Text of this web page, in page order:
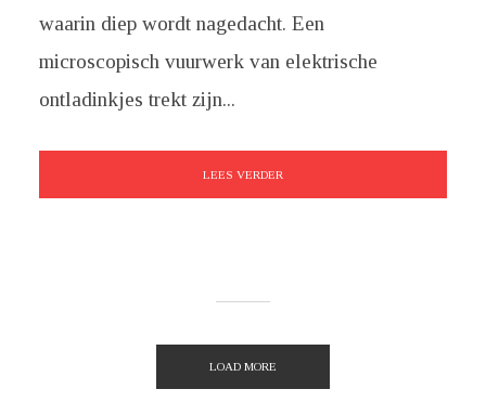
waarin diep wordt nagedacht. Een
microscopisch vuurwerk van elektrische
ontladinkjes trekt zijn...
LEES VERDER
LOAD MORE